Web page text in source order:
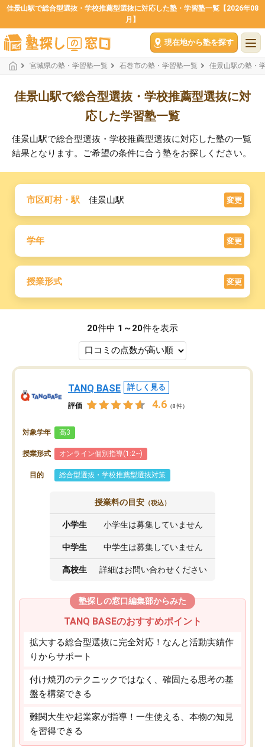
佳景山駅で総合型選抜・学校推薦型選抜に対応した塾・学習塾一覧【2026年08
月】
現在地から塾を探す
宮城県の塾・学習塾一覧 石巻市の塾・学習塾一覧 佳景山駅の塾・
佳景山駅で総合型選抜・学校推薦型選抜に対
応した学習塾一覧
佳景山駅で総合型選抜・学校推薦型選抜に対応した塾の一覧
結果となります。ご希望の条件に合う塾をお探しください。
市区町村・駅 佳景山駅 変更
学年 変更
授業形式 変更
20件中 1～20件を表示
TANQ BASE 詳しく見る
評価 4.6 （8件）
対象学年 高3
授業形式 オンライン個別指導(1:2~)
目的 総合型選抜・学校推薦型選抜対策
授業料の目安 （税込）
小学生 小学生は募集していません
中学生 中学生は募集していません
高校生 詳細はお問い合わせください
塾探しの窓口編集部からみた
TANQ BASEのおすすめポイント
拡大する総合型選抜に完全対応！なんと活動実績作
りからサポート
付け焼刃のテクニックではなく、確固たる思考の基
盤を構築できる
難関大生や起業家が指導！一生使える、本物の知見
を習得できる